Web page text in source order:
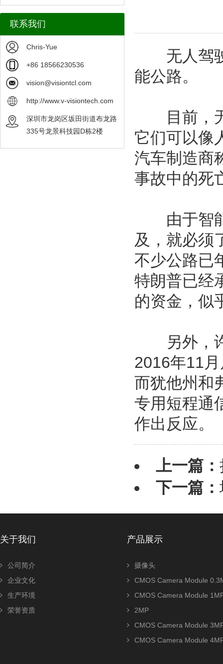
联系我们
Chris-Yue
+86 18566230536
vision@visiontcl.com
http://www.v-visiontech.com
深圳市龙岗区坂田街道布龙路
335号龙景科技园D栋2楼
无人驾驶
能公路。
目前，无
它们可以像
汽车制造商
事故中的死
由于智能
及，就必须
不少公路已
特朗普已经
的资金，似
另外，许
2016年11
而犹他州和
专用短程通
作出反应。
上一篇：
下一篇：
关于我们
公司简介
企业文化
生产环境
荣誉资质
产品展示
摄像头
CMOS Camera Module
CMOS Camera Module
2MP
CMOS Camera Module
CMOS Camera Module